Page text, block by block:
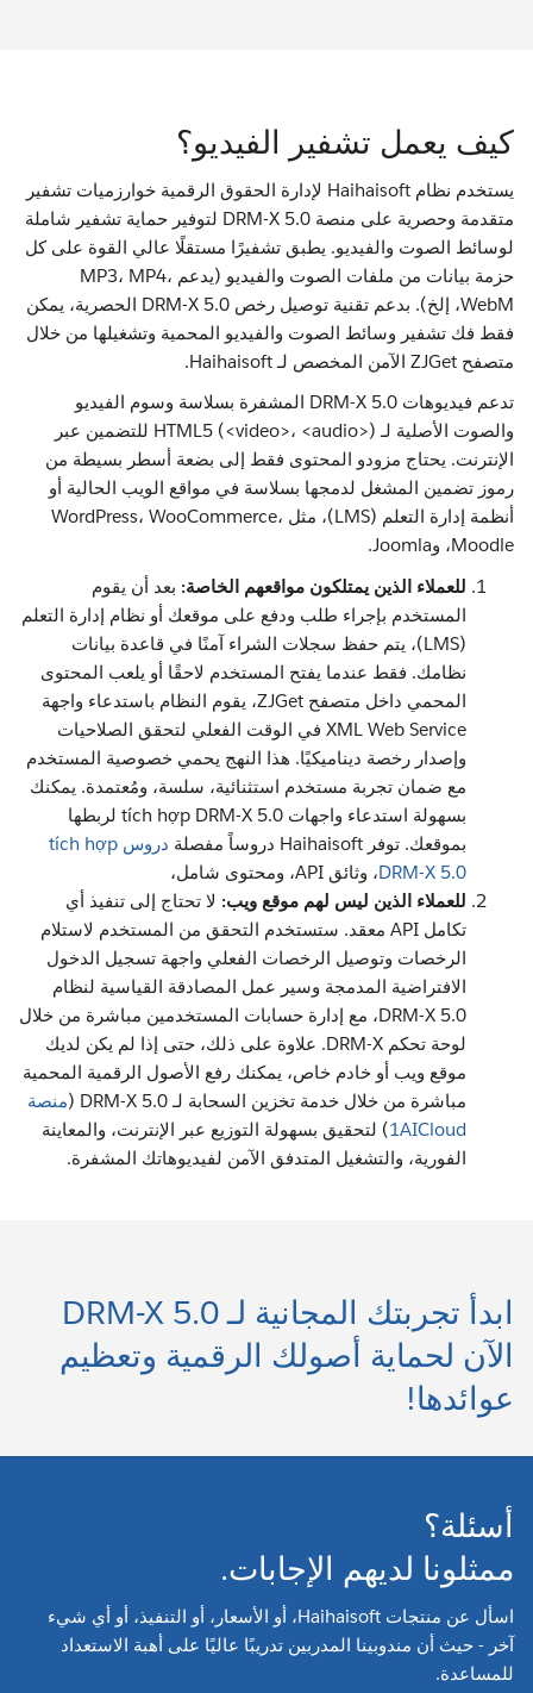
كيف يعمل تشفير الفيديو؟
يستخدم نظام Haihaisoft لإدارة الحقوق الرقمية خوارزميات تشفير
متقدمة وحصرية على منصة DRM-X 5.0 لتوفير حماية تشفير شاملة
لوسائط الصوت والفيديو. يطبق تشفيرًا مستقلًا عالي القوة على كل
حزمة بيانات من ملفات الصوت والفيديو (يدعم MP3، MP4،
WebM، إلخ). بدعم تقنية توصيل رخص DRM-X 5.0 الحصرية، يمكن
فقط فك تشفير وسائط الصوت والفيديو المحمية وتشغيلها من خلال
متصفح ZJGet الآمن المخصص لـ Haihaisoft.
تدعم فيديوهات DRM-X 5.0 المشفرة بسلاسة وسوم الفيديو
والصوت الأصلية لـ HTML5 (<video>، <audio>) للتضمين عبر
الإنترنت. يحتاج مزودو المحتوى فقط إلى بضعة أسطر بسيطة من
رموز تضمين المشغل لدمجها بسلاسة في مواقع الويب الحالية أو
أنظمة إدارة التعلم (LMS)، مثل WordPress، WooCommerce،
Moodle، وJoomla.
للعملاء الذين يمتلكون مواقعهم الخاصة: بعد أن يقوم
المستخدم بإجراء طلب ودفع على موقعك أو نظام إدارة التعلم
(LMS)، يتم حفظ سجلات الشراء آمنًا في قاعدة بيانات
نظامك. فقط عندما يفتح المستخدم لاحقًا أو يلعب المحتوى
المحمي داخل متصفح ZJGet، يقوم النظام باستدعاء واجهة
XML Web Service في الوقت الفعلي لتحقق الصلاحيات
وإصدار رخصة ديناميكيًا. هذا النهج يحمي خصوصية المستخدم
مع ضمان تجربة مستخدم استثنائية، سلسة، ومُعتمدة. يمكنك
بسهولة استدعاء واجهات tích hợp DRM-X 5.0 لربطها
بموقعك. توفر Haihaisoft دروساً مفصلة
دروس tích hợp
DRM-X 5.0، وثائق API، ومحتوى شامل،
للعملاء الذين ليس لهم موقع ويب: لا تحتاج إلى تنفيذ أي
تكامل API معقد. ستستخدم التحقق من المستخدم لاستلام
الرخصات وتوصيل الرخصات الفعلي واجهة تسجيل الدخول
الافتراضية المدمجة وسير عمل المصادقة القياسية لنظام
DRM-X 5.0، مع إدارة حسابات المستخدمين مباشرة من خلال
لوحة تحكم DRM-X. علاوة على ذلك، حتى إذا لم يكن لديك
موقع ويب أو خادم خاص، يمكنك رفع الأصول الرقمية المحمية
مباشرة من خلال خدمة تخزين السحابة لـ DRM-X 5.0 (
منصة
1AICloud) لتحقيق بسهولة التوزيع عبر الإنترنت، والمعاينة
الفورية، والتشغيل المتدفق الآمن لفيديوهاتك المشفرة.
ابدأ تجربتك المجانية لـ DRM-X 5.0
الآن لحماية أصولك الرقمية وتعظيم
عوائدها!
أسئلة؟
ممثلونا لديهم الإجابات.
اسأل عن منتجات Haihaisoft، أو الأسعار، أو التنفيذ، أو أي شيء
آخر - حيث أن مندوبينا المدربين تدريبًا عاليًا على أهبة الاستعداد
للمساعدة.